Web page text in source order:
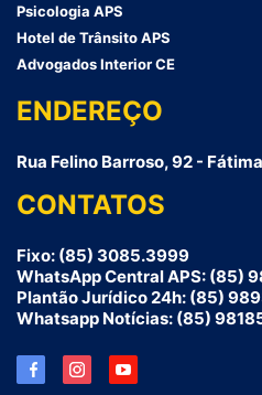
Psicologia APS
Hotel de Trânsito APS
Advogados Interior CE
ENDEREÇO
Rua Felino Barroso, 92 -
CONTATOS
Fixo: (85) 3085.3999
WhatsApp Central APS: (85)
Plantão Jurídico 24h: (85)
Whatsapp Notícias: (85)